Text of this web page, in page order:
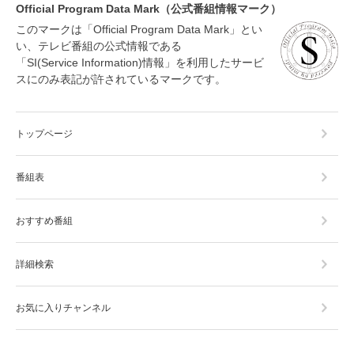
Official Program Data Mark（公式番組情報マーク）
このマークは「Official Program Data Mark」とい
い、テレビ番組の公式情報である
「SI(Service Information)情報」を利用したサービ
スにのみ表記が許されているマークです。
トップページ
番組表
おすすめ番組
詳細検索
お気に入りチャンネル